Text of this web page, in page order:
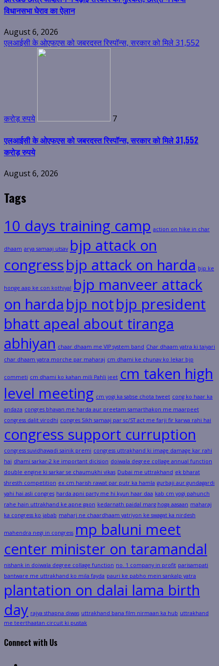
विधानसभा घेराव का ऐलान
August 6, 2026
एलआईसी के ओएफएस को जबरदस्त रिस्पॉन्स, सरकार को मिले 31,552
करोड़ रुपये 7
एलआईसी के ओएफएस को जबरदस्त रिस्पॉन्स, सरकार को मिले 31,552
करोड़ रुपये
August 6, 2026
Tags
10 days training camp action on hike in char
dhaam arya samaaj utsav bjp attack on
congressbjp attack on harda bjp ke
honge aap ke con kothiyal bjp manveer attack
on harda bjp notbjp president
bhatt apeal about tiranga
abhiyan chaar dhaam me VIP system band Char dhaam yatra ki taiyari
char dhaam yatra morche par maharaj cm dhami ke chunav ko lekar bjp
commeti cm dhami ko kahan mili Pahli jeet cm taken high
level meeting cm yogi ka sabse chota tweet cong ko haar ka
andaza congres bhavan me harda aur preetam samarthakon me maarpeet
congress dalit virodhi congres Sikh samaaj par sc/ST act me farji fir karwa rahi hai
congress support curruption
congress suvidhawadi sainik premi congress uttrakhand ki image damage kar rahi
hai dhami sarkar-2 ke important dicision doiwala degree collage annual function
double engine ki sarkar se chaumukhi vikas Dubai me uttrakhand ek bharat
shresth competition ex cm harish rawat par putr ka hamla gurbaji aur gundagardi
yahi hai asli congres harda apni party me hi kyun haar daa kab cm yogi pahunch
rahe hain uttrakhand ke apne gaon kedarnath paidal marg hoga aasaan maharaj
ka congress ko jabab maharj ne chaardhaam yatriyon ke swagat ka nirdesh
mahendra negi in congress mp baluni meet
center minister on taramandal
nishank in doiwala degree collage function no. 1 company in profit parisampati
bantware me uttrakhand ko mila fayda pauri ke pabho mein sankalp yatra
plantation on dalai lama birth
day rajya sthapna diwas uttrakhand bana film nirmaan ka hub uttrakhand
me teerthaatan circuit ki pustak
Connect with Us